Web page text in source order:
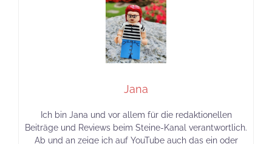
Jana
Ich bin Jana und vor allem für die redaktionellen
Beiträge und Reviews beim Steine-Kanal verantwortlich.
Ab und an zeige ich auf YouTube auch das ein oder